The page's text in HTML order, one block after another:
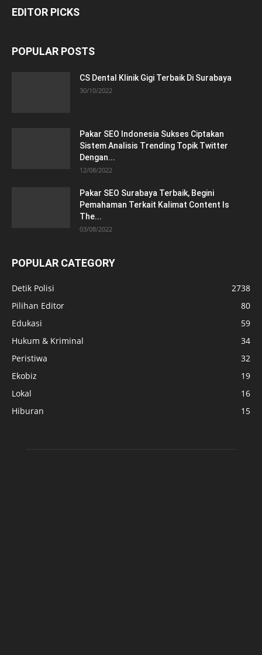
EDITOR PICKS
POPULAR POSTS
CS Dental Klinik Gigi Terbaik Di Surabaya
30/10/2022
Pakar SEO Indonesia Sukses Ciptakan
Sistem Analisis Trending Topik Twitter
Dengan...
12/08/2022
Pakar SEO Surabaya Terbaik, Begini
Pemahaman Terkait Kalimat Content Is
The...
03/08/2022
POPULAR CATEGORY
Detik Polisi
2738
Pilihan Editor
80
Edukasi
59
Hukum & Kriminal
34
Peristiwa
32
Ekobiz
19
Lokal
16
Hiburan
15